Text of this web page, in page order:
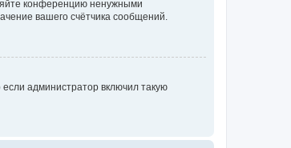
конференцию ненужными
вашего счётчика сообщений.
администратор включил такую